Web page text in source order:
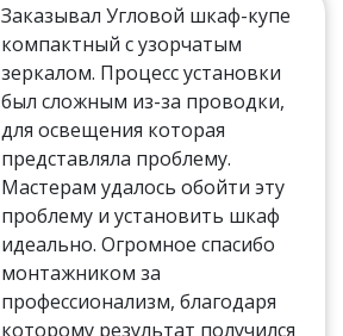
Заказывал Угловой шкаф-купе
компактный с узорчатым
зеркалом. Процесс установки
был сложным из-за проводки,
для освещения которая
представляла проблему.
Мастерам удалось обойти эту
проблему и установить шкаф
идеально. Огромное спасибо
монтажником за
профессионализм, благодаря
которому результат получился